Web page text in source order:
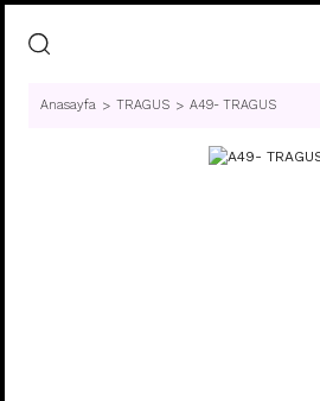
Anasayfa TRAGUS A49- TRAGUS